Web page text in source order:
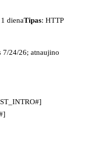
1 dienaTipas: HTTP
7/24/26; atnaujino